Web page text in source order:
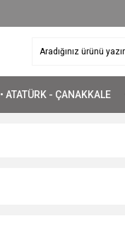
• ATATÜRK - ÇANAKKALE